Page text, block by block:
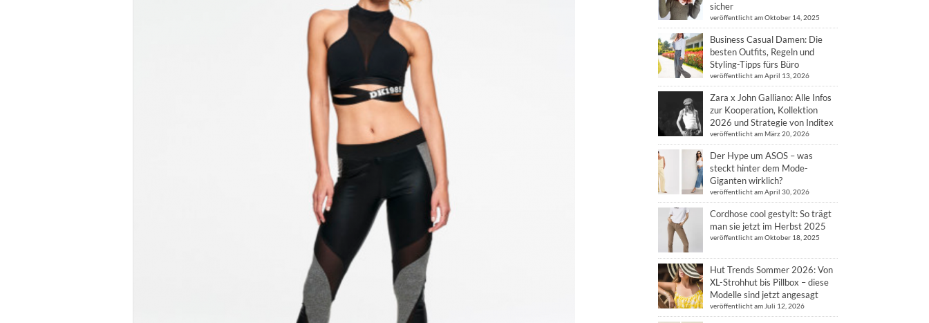
sicher
veröffentlicht am Oktober 14, 2025
Business Casual Damen: Die
besten Outfits, Regeln und
Styling-Tipps fürs Büro
veröffentlicht am April 13, 2026
Zara x John Galliano: Alle Infos
zur Kooperation, Kollektion
2026 und Strategie von Inditex
veröffentlicht am März 20, 2026
Der Hype um ASOS – was
steckt hinter dem Mode-
Giganten wirklich?
veröffentlicht am April 30, 2026
Cordhose cool gestylt: So trägt
man sie jetzt im Herbst 2025
veröffentlicht am Oktober 18, 2025
Hut Trends Sommer 2026: Von
XL-Strohhut bis Pillbox – diese
Modelle sind jetzt angesagt
veröffentlicht am Juli 12, 2026